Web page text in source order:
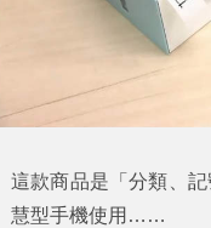
這款商品是 「分類、記
慧型手機使用……